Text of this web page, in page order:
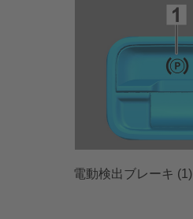
電動検出ブレーキ (1)